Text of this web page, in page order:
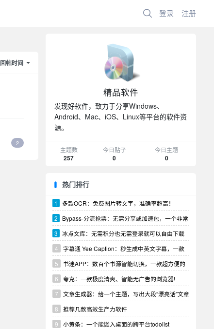
登录 注册
回帖时间
2
精品软件
发现好软件，致力于分享Windows、
Android、Mac、iOS、Linux等平台的软件资
源。
主题数
257
今日贴子
0
今日主题
0
热门排行
1
多款OCR：免费图片转文字，准确率超高！
2
Bypass-分流抢票：无需分享或加速包，一个非常
实用的抢票工具！
3 冰点文库：无需积分也无需登录就可以自由下载
4
字幕通 Yee Caption：秒生成中英文字幕，一款
视频字幕翻译制作软件！
5
书迷APP：数百个书源智能切换，一款超方便的
小说阅读器！
6
夸克：一款极度清爽、智能无广告的浏览器!
7
文章生成器：给一个主题，写出大段“漂亮话”文章
8
推荐几款高效生产力软件
9
小黄条：一个能嵌入桌面的跨平台todolist